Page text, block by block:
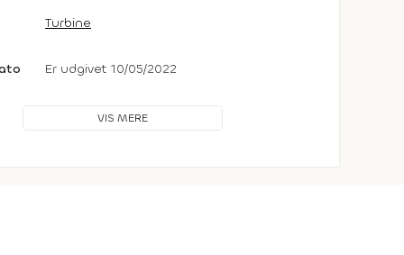
Turbine
Er udgivet 10/05/2022
VIS MERE